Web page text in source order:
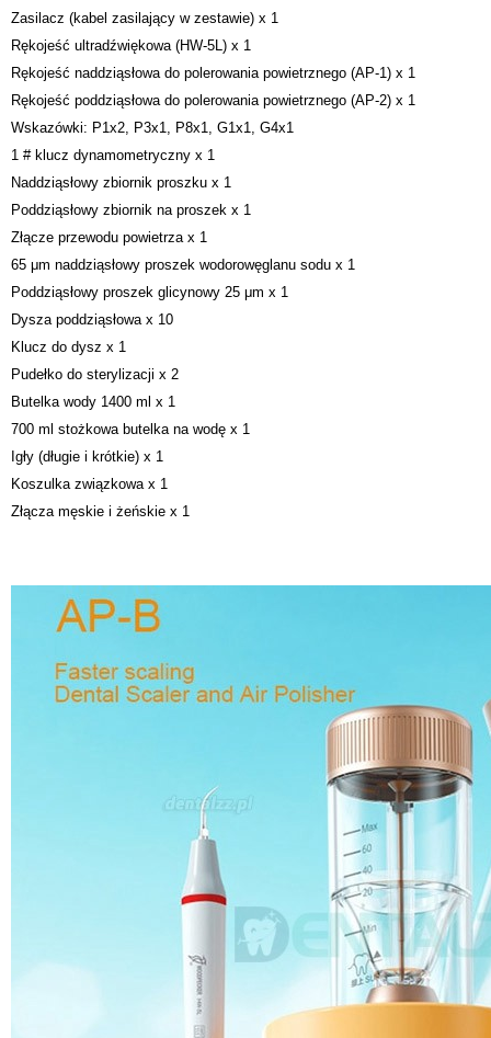
Zasilacz (kabel zasilający w zestawie) x 1
Rękojeść ultradźwiękowa (HW-5L) x 1
Rękojeść naddziąsłowa do polerowania powietrznego (AP-1) x 1
Rękojeść poddziąsłowa do polerowania powietrznego (AP-2) x 1
Wskazówki: P1x2, P3x1, P8x1, G1x1, G4x1
1 # klucz dynamometryczny x 1
Naddziąsłowy zbiornik proszku x 1
Poddziąsłowy zbiornik na proszek x 1
Złącze przewodu powietrza x 1
65 μm naddziąsłowy proszek wodorowęglanu sodu x 1
Poddziąsłowy proszek glicynowy 25 μm x 1
Dysza poddziąsłowa x 10
Klucz do dysz x 1
Pudełko do sterylizacji x 2
Butelka wody 1400 ml x 1
700 ml stożkowa butelka na wodę x 1
Igły (długie i krótkie) x 1
Koszulka związkowa x 1
Złącza męskie i żeńskie x 1